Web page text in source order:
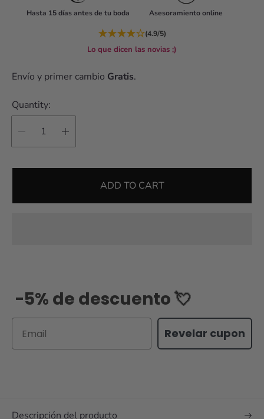
c
e
Hasta 15 días antes de tu boda Asesoramiento online
★★★★☆(4.9/5)
Lo que dicen las novias ;)
Envío y primer cambio Gratis.
Quantity:
ADD TO CART
-5% de descuento 💘
Revelar cupon
Descripción del producto